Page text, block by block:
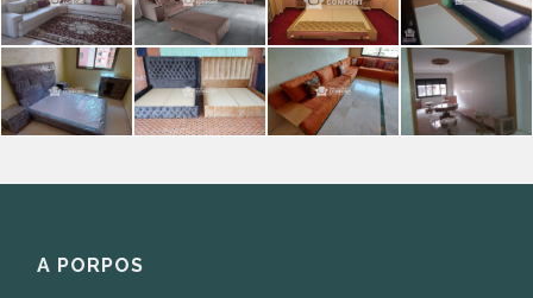
A PORPOS